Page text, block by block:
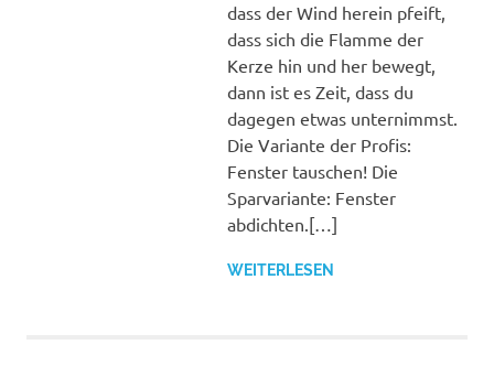
dass der Wind herein pfeift,
dass sich die Flamme der
Kerze hin und her bewegt,
dann ist es Zeit, dass du
dagegen etwas unternimmst.
Die Variante der Profis:
Fenster tauschen! Die
Sparvariante: Fenster
abdichten.[…]
WEITERLESEN